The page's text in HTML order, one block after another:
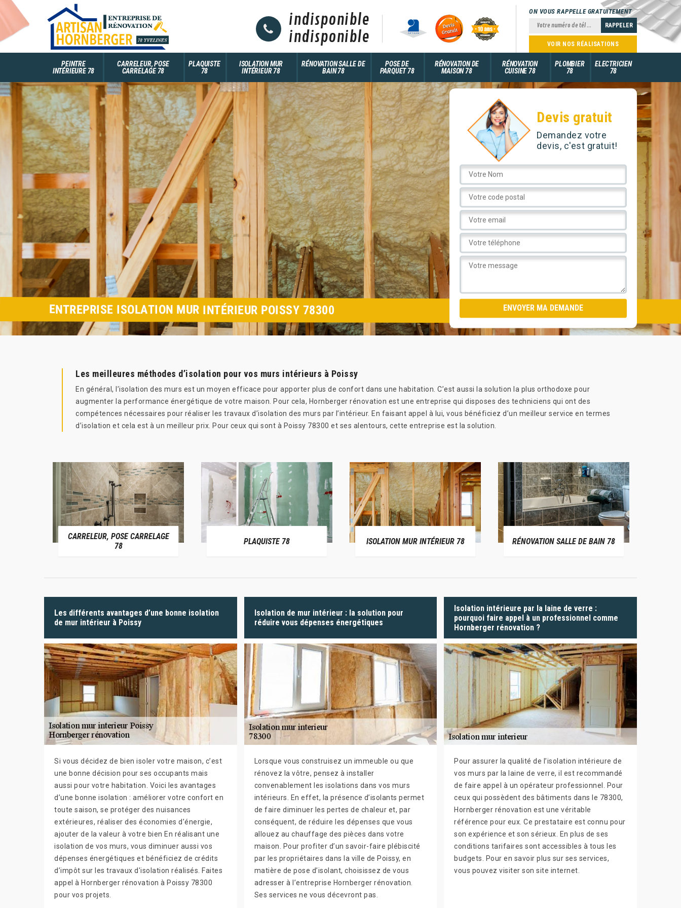
indisponible
indisponible
ON VOUS RAPPELLE GRATUITEMENT
VOIR NOS RÉALISATIONS
PEINTRE
INTÉRIEURE 78
CARRELEUR, POSE
CARRELAGE 78
PLAQUISTE
78
ISOLATION MUR
INTÉRIEUR 78
RÉNOVATION SALLE DE
BAIN 78
POSE DE
PARQUET 78
RÉNOVATION DE
MAISON 78
RÉNOVATION
CUISINE 78
PLOMBIER
78
ELECTRICIEN
78
Devis gratuit
Demandez votre
devis, c'est gratuit!
ENTREPRISE ISOLATION MUR INTÉRIEUR POISSY 78300
Les meilleures méthodes d’isolation pour vos murs intérieurs à Poissy
En général, l’isolation des murs est un moyen efficace pour apporter plus de confort dans une habitation. C’est aussi la solution la plus orthodoxe pour
augmenter la performance énergétique de votre maison. Pour cela, Hornberger rénovation est une entreprise qui disposes des techniciens qui ont des
compétences nécessaires pour réaliser les travaux d’isolation des murs par l’intérieur. En faisant appel à lui, vous bénéficiez d’un meilleur service en termes
d’isolation et cela est à un meilleur prix. Pour ceux qui sont à Poissy 78300 et ses alentours, cette entreprise est la solution.
CARRELEUR, POSE CARRELAGE
78
PLAQUISTE 78 ISOLATION MUR INTÉRIEUR 78 RÉNOVATION SALLE DE BAIN 78
Les différents avantages d’une bonne isolation
de mur intérieur à Poissy
Si vous décidez de bien isoler votre maison, c’est
une bonne décision pour ses occupants mais
aussi pour votre habitation. Voici les avantages
d’une bonne isolation : améliorer votre confort en
toute saison, se protéger des nuisances
extérieures, réaliser des économies d’énergie,
ajouter de la valeur à votre bien En réalisant une
isolation de vos murs, vous diminuer aussi vos
dépenses énergétiques et bénéficiez de crédits
d’impôt sur les travaux d'isolation réalisés. Faites
appel à Hornberger rénovation à Poissy 78300
pour vos projets.
Isolation de mur intérieur : la solution pour
réduire vous dépenses énergétiques
Lorsque vous construisez un immeuble ou que
rénovez la vôtre, pensez à installer
convenablement les isolations dans vos murs
intérieurs. En effet, la présence d’isolants permet
de faire diminuer les pertes de chaleur et, par
conséquent, de réduire les dépenses que vous
allouez au chauffage des pièces dans votre
maison. Pour profiter d’un savoir-faire plébiscité
par les propriétaires dans la ville de Poissy, en
matière de pose d’isolant, choisissez de vous
adresser à l’entreprise Hornberger rénovation.
Ses services ne vous décevront pas.
Isolation intérieure par la laine de verre :
pourquoi faire appel à un professionnel comme
Hornberger rénovation ?
Pour assurer la qualité de l’isolation intérieure de
vos murs par la laine de verre, il est recommandé
de faire appel à un opérateur professionnel. Pour
ceux qui possèdent des bâtiments dans le 78300,
Hornberger rénovation est une véritable
référence pour eux. Ce prestataire est connu pour
son expérience et son sérieux. En plus de ses
conditions tarifaires sont accessibles à tous les
budgets. Pour en savoir plus sur ses services,
vous pouvez visiter son site internet.